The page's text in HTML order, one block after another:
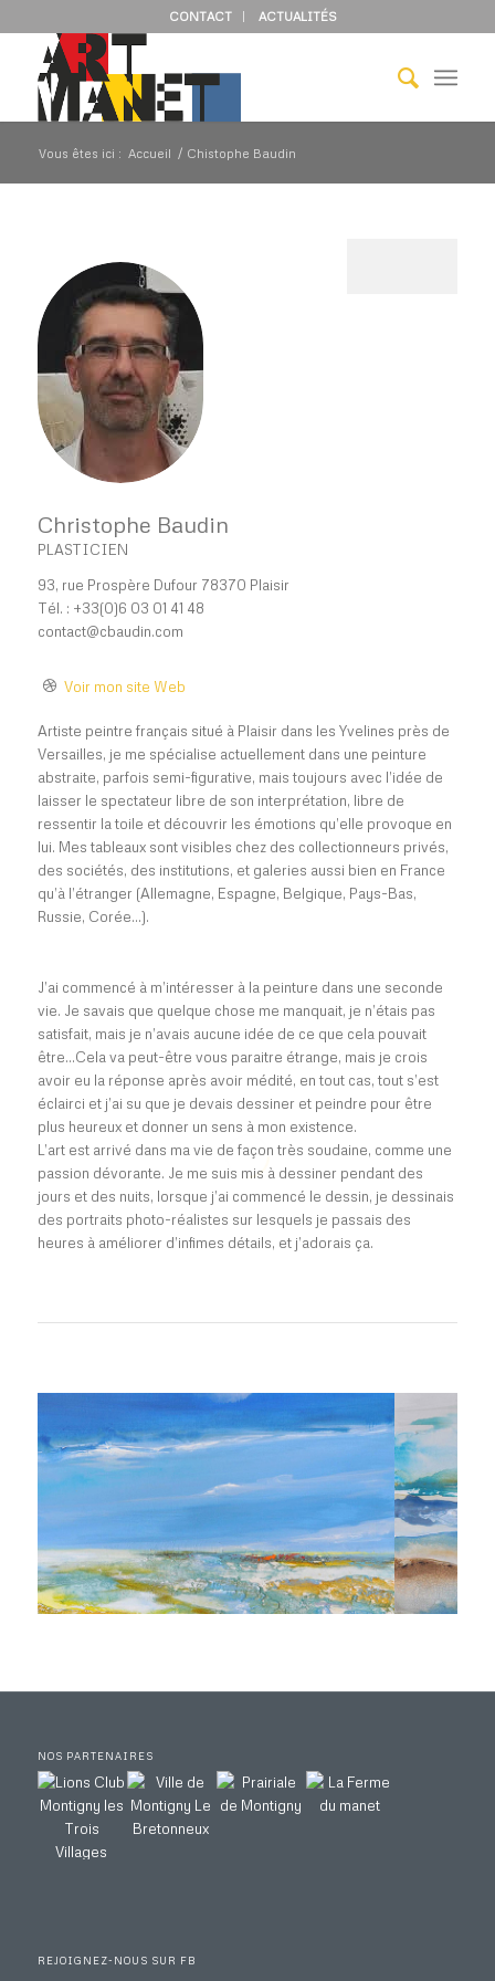
CONTACT ACTUALITÉS
Vous êtes ici : Accueil / Chistophe Baudin
Christophe Baudin
PLASTICIEN
93, rue Prospère Dufour 78370 Plaisir
Tél. : +33(0)6 03 01 41 48
contact@cbaudin.com
Voir mon site Web
Artiste peintre français situé à Plaisir dans les Yvelines près de
Versailles, je me spécialise actuellement dans une peinture
abstraite, parfois semi-figurative, mais toujours avec l’idée de
laisser le spectateur libre de son interprétation, libre de
ressentir la toile et découvrir les émotions qu’elle provoque en
lui. Mes tableaux sont visibles chez des collectionneurs privés,
des sociétés, des institutions, et galeries aussi bien en France
qu’à l’étranger (Allemagne, Espagne, Belgique, Pays-Bas,
Russie, Corée…).
J’ai commencé à m’intéresser à la peinture dans une seconde
vie. Je savais que quelque chose me manquait, je n’étais pas
satisfait, mais je n’avais aucune idée de ce que cela pouvait
être…Cela va peut-être vous paraitre étrange, mais je crois
avoir eu la réponse après avoir médité, en tout cas, tout s’est
éclairci et j’ai su que je devais dessiner et peindre pour être
plus heureux et donner un sens à mon existence.
L’art est arrivé dans ma vie de façon très soudaine, comme une
passion dévorante. Je me suis mis à dessiner pendant des
jours et des nuits, lorsque j’ai commencé le dessin, je dessinais
des portraits photo-réalistes sur lesquels je passais des
heures à améliorer d’infimes détails, et j’adorais ça.
NOS PARTENAIRES
REJOIGNEZ-NOUS SUR FB